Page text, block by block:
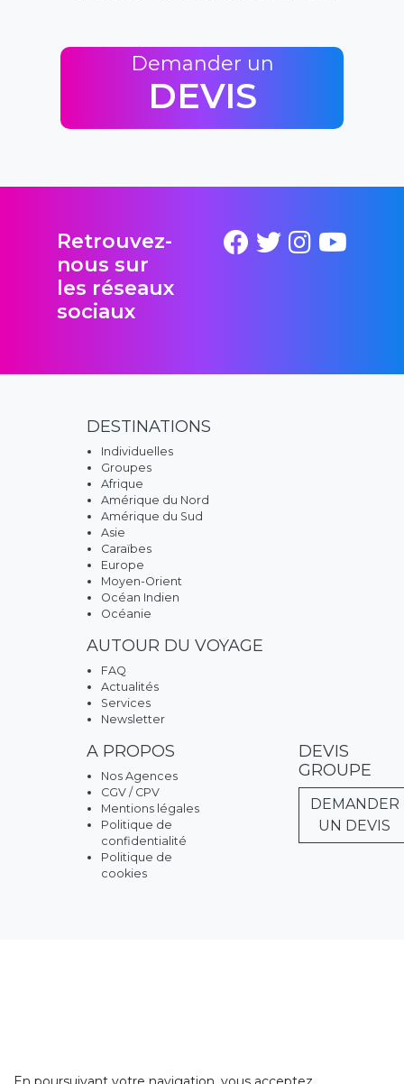
Demander un
DEVIS
Retrouvez-
nous sur
les réseaux
sociaux
DESTINATIONS
Individuelles
Groupes
Afrique
Amérique du Nord
Amérique du Sud
Asie
Caraïbes
Europe
Moyen-Orient
Océan Indien
Océanie
AUTOUR DU VOYAGE
FAQ
Actualités
Services
Newsletter
A PROPOS
Nos Agences
CGV / CPV
Mentions légales
Politique de
confidentialité
Politique de
cookies
DEVIS
GROUPE
DEMANDER
UN DEVIS